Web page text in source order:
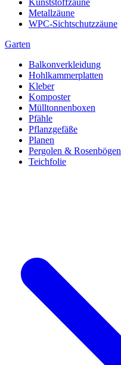
Kunststoffzäune
Metallzäune
WPC-Sichtschutzzäune
Garten
Balkonverkleidung
Hohlkammerplatten
Kleber
Komposter
Mülltonnenboxen
Pfähle
Pflanzgefäße
Planen
Pergolen & Rosenbögen
Teichfolie